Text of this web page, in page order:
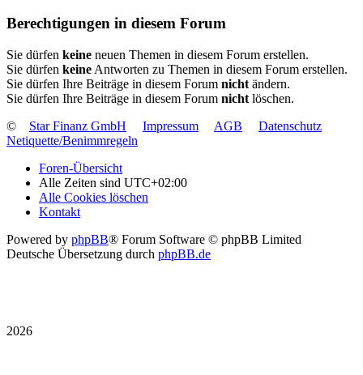
Berechtigungen in diesem Forum
Sie dürfen keine neuen Themen in diesem Forum erstellen.
Sie dürfen keine Antworten zu Themen in diesem Forum erstellen.
Sie dürfen Ihre Beiträge in diesem Forum nicht ändern.
Sie dürfen Ihre Beiträge in diesem Forum nicht löschen.
©
Star Finanz GmbH Impressum AGB
Datenschutz
Netiquette/Benimmregeln
Foren-Übersicht
Alle Zeiten sind UTC+02:00
Alle Cookies löschen
Kontakt
Powered by phpBB® Forum Software © phpBB Limited
Deutsche Übersetzung durch phpBB.de
2026